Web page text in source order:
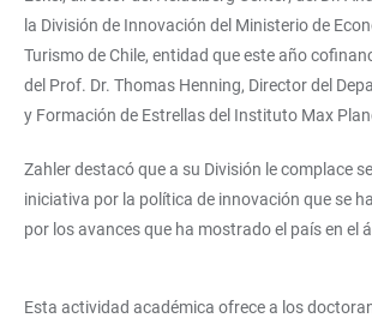
la División de Innovación del Ministerio de
Turismo de Chile, entidad que este año
del Prof. Dr. Thomas Henning, Director del
y Formación de Estrellas del Instituto Max
Zahler destacó que a su División le complace
iniciativa por la política de innovación que se
por los avances que ha mostrado el país en el
Esta actividad académica ofrece a los